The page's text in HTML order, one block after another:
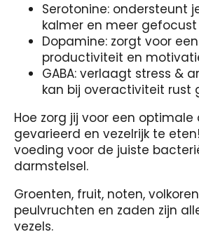
Serotonine: ondersteunt
kalmer en meer
Dopamine: zorgt voor
productiviteit en
GABA: verlaagt stress &
kan bij overactiviteit rust
Hoe zorg jij voor een
gevarieerd en vezelrijk te
voeding voor de juiste
darmstelsel.
Groenten, fruit, noten,
peulvruchten en zaden zijn
vezels.